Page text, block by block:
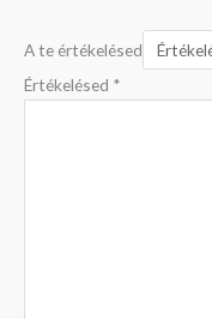
A te értékelésed
Értékelésed *